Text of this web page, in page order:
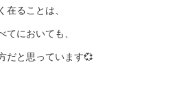
在ることは、
てにおいても、
だと思っています💞